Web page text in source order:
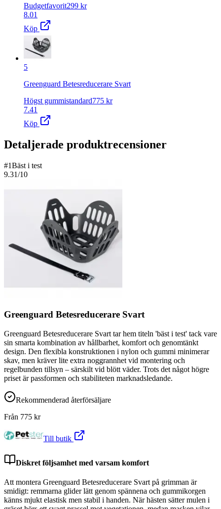
Budgetfavorit299 kr
8.01
Köp
5
Greenguard Betesreducerare Svart
Högst gummistandard775 kr
7.41
Köp
Detaljerade produktrecensioner
#1Bäst i test
9.31/10
Greenguard Betesreducerare Svart
Greenguard Betesreducerare Svart tar hem titeln 'bäst i test' tack vare
sin smarta kombination av hållbarhet, komfort och genomtänkt
design. Den flexibla konstruktionen i nylon och gummi minimerar
skav, men kräver lite extra noggrannhet vid montering och
regelbunden tillsyn – särskilt vid blött väder. Trots det något högre
priset är passformen och stabiliteten marknadsledande.
Rekommenderad återförsäljare
Från 775 kr
Till butik
Diskret följsamhet med varsam komfort
Att montera Greenguard Betesreducerare Svart på grimman är
smidigt: remmarna glider lätt genom spännena och gummikorgen
känns mjukt elastisk men stabil i handen. När hästen sätter mulen i